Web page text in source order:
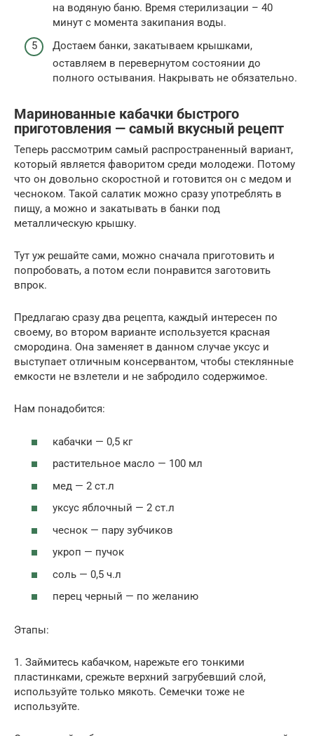
на водяную баню. Время стерилизации – 40
минут с момента закипания воды.
Достаем банки, закатываем крышками,
оставляем в перевернутом состоянии до
полного остывания. Накрывать не обязательно.
Маринованные кабачки быстрого
приготовления — самый вкусный рецепт
Теперь рассмотрим самый распространенный вариант,
который является фаворитом среди молодежи. Потому
что он довольно скоростной и готовится он с медом и
чесноком. Такой салатик можно сразу употреблять в
пищу, а можно и закатывать в банки под
металлическую крышку.
Тут уж решайте сами, можно сначала приготовить и
попробовать, а потом если понравится заготовить
впрок.
Предлагаю сразу два рецепта, каждый интересен по
своему, во втором варианте используется красная
смородина. Она заменяет в данном случае уксус и
выступает отличным консервантом, чтобы стеклянные
емкости не взлетели и не забродило содержимое.
Нам понадобится:
кабачки — 0,5 кг
растительное масло — 100 мл
мед — 2 ст.л
уксус яблочный — 2 ст.л
чеснок — пару зубчиков
укроп — пучок
соль — 0,5 ч.л
перец черный — по желанию
Этапы:
1. Займитесь кабачком, нарежьте его тонкими
пластинками, срежьте верхний загрубевший слой,
используйте только мякоть. Семечки тоже не
используйте.